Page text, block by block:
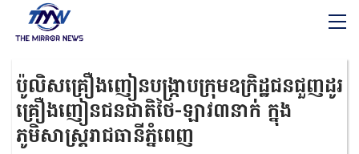
ប៉ូលិសគ្រឿងញៀនបង្ក្រាបក្រុមឧក្រិដ្ឋជនជួញដូរ
គ្រឿងញៀនជនជាតិថៃ-ឡាវ៣នាក់ ក្នុង
ភូមិសាស្ត្ររាជធានីភ្នំពេញ